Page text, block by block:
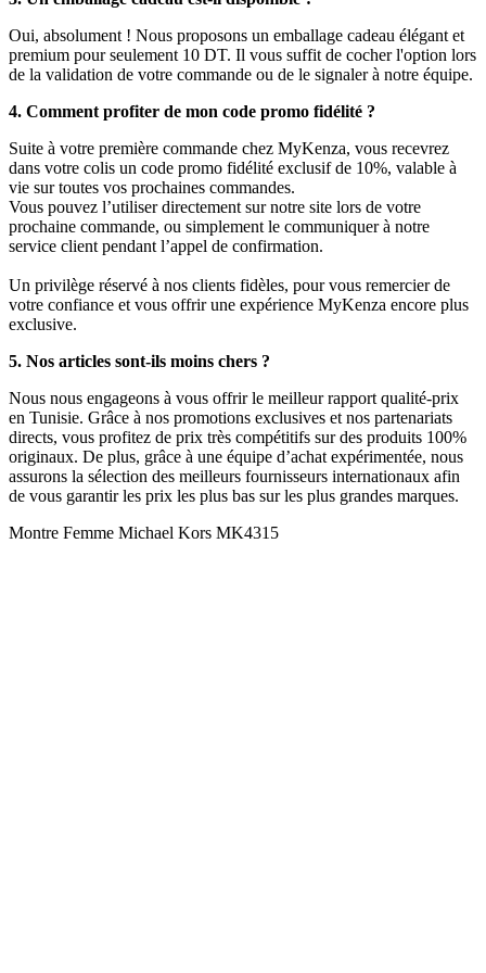
Oui, absolument ! Nous proposons un emballage cadeau élégant et
premium pour seulement 10 DT. Il vous suffit de cocher l'option lors
de la validation de votre commande ou de le signaler à notre équipe.
4. Comment profiter de mon code promo fidélité ?
Suite à votre première commande chez MyKenza, vous recevrez
dans votre colis un code promo fidélité exclusif de 10%, valable à
vie sur toutes vos prochaines commandes.
Vous pouvez l’utiliser directement sur notre site lors de votre
prochaine commande, ou simplement le communiquer à notre
service client pendant l’appel de confirmation.
Un privilège réservé à nos clients fidèles, pour vous remercier de
votre confiance et vous offrir une expérience MyKenza encore plus
exclusive.
5. Nos articles sont-ils moins chers ?
Nous nous engageons à vous offrir le meilleur rapport qualité-prix
en Tunisie. Grâce à nos promotions exclusives et nos partenariats
directs, vous profitez de prix très compétitifs sur des produits 100%
originaux. De plus, grâce à une équipe d’achat expérimentée, nous
assurons la sélection des meilleurs fournisseurs internationaux afin
de vous garantir les prix les plus bas sur les plus grandes marques.
Montre Femme Michael Kors MK4315